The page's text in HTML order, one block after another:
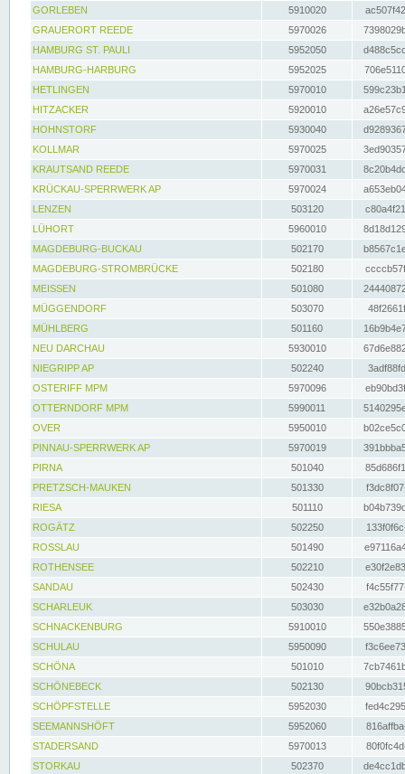
GORLEBEN
5910020
GRAUERORT REEDE
5970026
HAMBURG ST. PAULI
5952050
HAMBURG-HARBURG
5952025
HETLINGEN
5970010
HITZACKER
5920010
HOHNSTORF
5930040
KOLLMAR
5970025
KRAUTSAND REEDE
5970031
KRÜCKAU-SPERRWERK AP
5970024
LENZEN
503120
LÜHORT
5960010
MAGDEBURG-BUCKAU
502170
MAGDEBURG-STROMBRÜCKE
502180
MEISSEN
501080
MÜGGENDORF
503070
MÜHLBERG
501160
NEU DARCHAU
5930010
NIEGRIPP AP
502240
OSTERIFF MPM
5970096
OTTERNDORF MPM
5990011
OVER
5950010
PINNAU-SPERRWERK AP
5970019
PIRNA
501040
PRETZSCH-MAUKEN
501330
RIESA
501110
ROGÄTZ
502250
ROSSLAU
501490
ROTHENSEE
502210
SANDAU
502430
SCHARLEUK
503030
SCHNACKENBURG
5910010
SCHULAU
5950090
SCHÖNA
501010
SCHÖNEBECK
502130
SCHÖPFSTELLE
5952030
SEEMANNSHÖFT
5952060
STADERSAND
5970013
STORKAU
502370